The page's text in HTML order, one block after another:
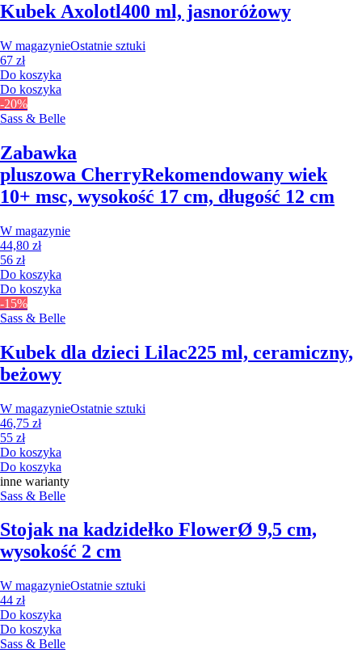
Kubek Axolotl400 ml, jasnoróżowy
W magazynieOstatnie sztuki
67 zł
Do koszyka
Do koszyka
-20%
Sass & Belle
Zabawka
pluszowa CherryRekomendowany wiek
10+ msc, wysokość 17 cm, długość 12 cm
W magazynie
44,80 zł
56 zł
Do koszyka
Do koszyka
-15%
Sass & Belle
Kubek dla dzieci Lilac225 ml, ceramiczny,
beżowy
W magazynieOstatnie sztuki
46,75 zł
55 zł
Do koszyka
Do koszyka
inne warianty
Sass & Belle
Stojak na kadzidełko FlowerØ 9,5 cm,
wysokość 2 cm
W magazynieOstatnie sztuki
44 zł
Do koszyka
Do koszyka
Sass & Belle